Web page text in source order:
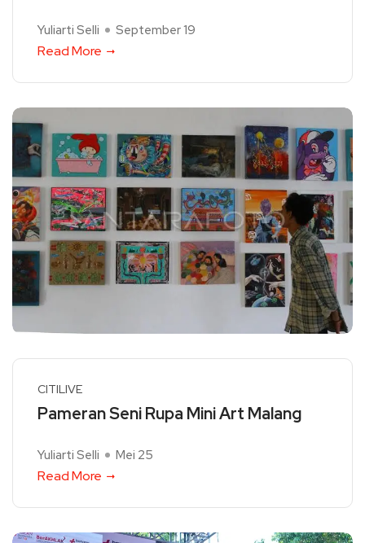
Yuliarti Selli September 19
Read More
CITILIVE
Pameran Seni Rupa Mini Art Malang
Yuliarti Selli Mei 25
Read More